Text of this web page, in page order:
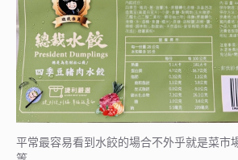
平常最容易看到水餃的場合不外乎就是菜市